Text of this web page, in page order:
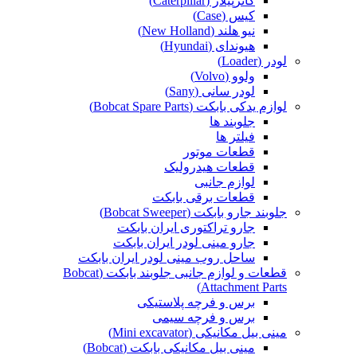
کیس (Case)
نیو هلند (New Holland)
هیوندای (Hyundai)
لودر (Loader)
ولوو (Volvo)
لودر سانی (Sany)
لوازم یدکی بابکت (Bobcat Spare Parts)
جلوبند ها
فیلتر ها
قطعات موتور
قطعات هیدرولیک
لوازم جانبی
قطعات برقی بابکت
جلوبند جارو بابکت (Bobcat Sweeper)
جارو تراکتوری ایران بابکت
جارو مینی لودر ایران بابکت
ساحل روب مینی لودر ایران بابکت
قطعات و لوازم جانبی جلوبند بابکت (Bobcat
Attachment Parts)
برس و فرچه پلاستیکی
برس و فرچه سیمی
مینی بیل مکانیکی (Mini excavator)
مینی بیل مکانیکی بابکت (Bobcat)